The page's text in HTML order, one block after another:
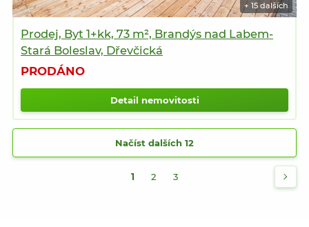
+ 15 dalších
Prodej, Byt 1+kk, 73 m², Brandýs nad Labem-
Stará Boleslav, Dřevčická
PRODÁNO
Detail nemovitosti
Načíst dalších 12
1 2 3